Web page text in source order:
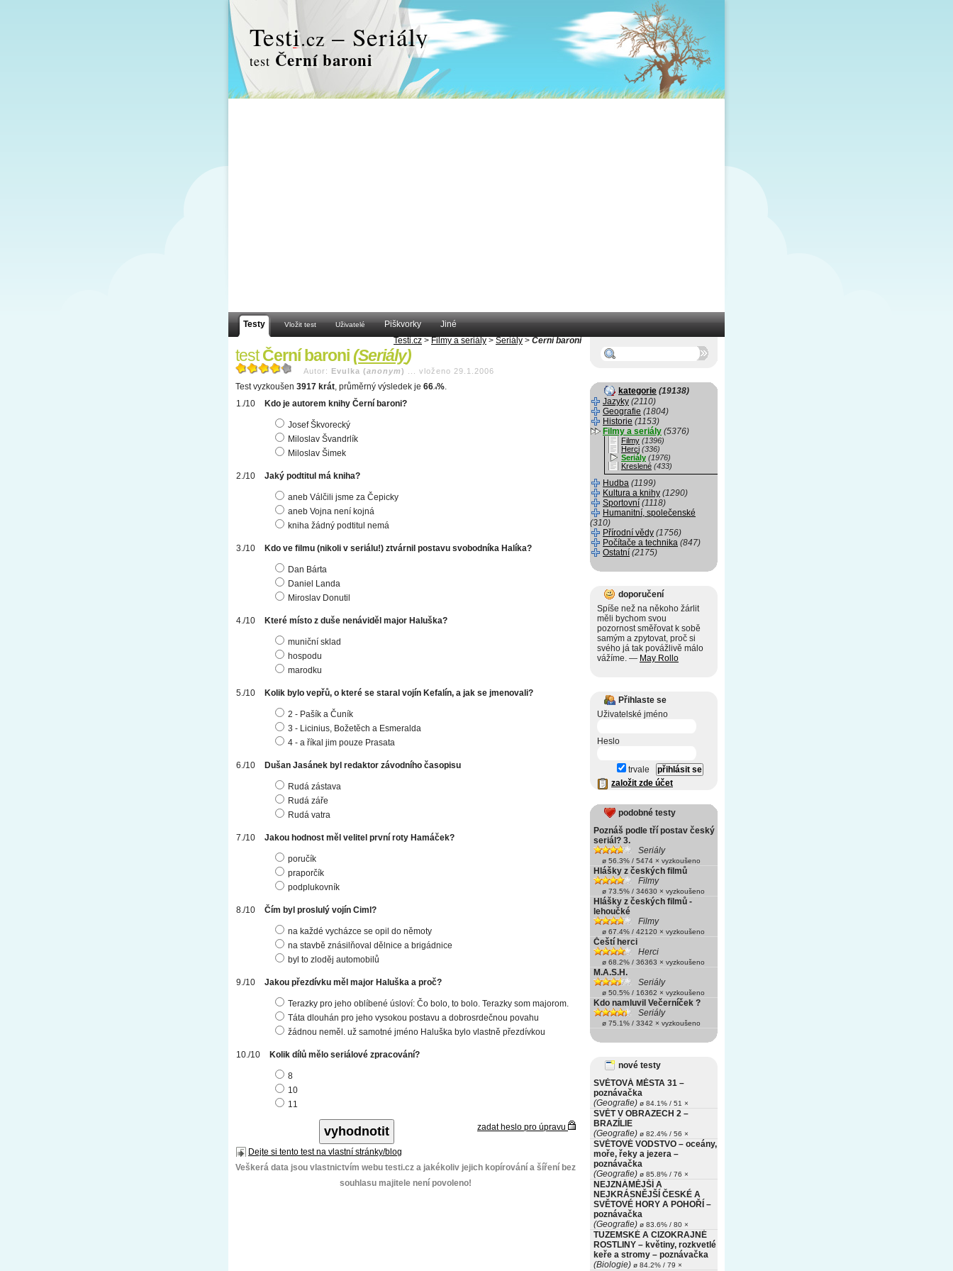
Testi.cz – Seriály
test Černí baroni
Testy Vložit test Uživatelé Piškvorky
Jiné
Testi.cz > Filmy a seriály > Seriály > Černí baroni
testČerní baroni(Seriály)
Autor: Evulka (anonym) vloženo 29.1.2006
Test vyzkoušen 3917 krát, průměrný výsledek je 66 .4%.
Kdo je autorem knihy Černí baroni?
Josef Škvorecký
Miloslav Švandrlík
Miloslav Šimek
Jaký podtitul má kniha?
aneb Válčili jsme za Čepicky
aneb Vojna není kojná
kniha žádný podtitul nemá
Kdo ve filmu (nikoli v seriálu!) ztvárnil postavu svobodníka Halíka?
Dan Bárta
Daniel Landa
Miroslav Donutil
Které místo z duše nenáviděl major Haluška?
muniční sklad
hospodu
marodku
Kolik bylo vepřů, o které se staral vojín Kefalín, a jak se jmenovali?
2 - Pašík a Čuník
3 - Licinius, Božetěch a Esmeralda
4 - a říkal jim pouze Prasata
Dušan Jasánek byl redaktor závodního časopisu
Rudá zástava
Rudá záře
Rudá vatra
Jakou hodnost měl velitel první roty Hamáček?
poručík
praporčík
podplukovník
Čím byl proslulý vojín Ciml?
na každé vycházce se opil do němoty
na stavbě znásilňoval dělnice a brigádnice
byl to zloděj automobilů
Jakou přezdívku měl major Haluška a proč?
Terazky pro jeho oblíbené úsloví: Čo bolo, to bolo. Terazky som majorom.
Táta dlouhán pro jeho vysokou postavu a dobrosrdečnou povahu
žádnou neměl. už samotné jméno Haluška bylo vlastně přezdívkou
Kolik dílů mělo seriálové zpracování?
8
10
11
zadat heslo pro úpravu
Dejte si tento test na vlastní stránky/blog
Veškerá data jsou vlastnictvím webu testi.cz a jakékoliv jejich kopírování a šíření bez
souhlasu majitele není povoleno!
kategorie (19138)
Jazyky (2110)
Geografie (1804)
Historie (1153)
Filmy a seriály (5376)
Filmy (1396)
Herci (336)
Seriály (1976)
Kreslené (433)
Hudba (1199)
Kultura a knihy (1290)
Sportovní (1118)
Humanitní, společenské
(310)
Přírodní vědy (1756)
Počítače a technika (847)
Ostatní (2175)
doporučení
Spíše než na někoho žárlit
měli bychom svou
pozornost směřovat k sobě
samým a zpytovat, proč si
svého já tak povážlivě málo
vážíme. — May Rollo
Přihlaste se
Uživatelské jméno
Heslo
trvale
založit zde účet
podobné testy
Poznáš podle tří postav český
seriál? 3.
Seriály
ø 56.3% / 5474 × vyzkoušeno
Hlášky z českých filmů
Filmy
ø 73.5% / 34630 × vyzkoušeno
Hlášky z českých filmů -
lehoučké
Filmy
ø 67.4% / 42120 × vyzkoušeno
Čeští herci
Herci
ø 68.2% / 36363 × vyzkoušeno
M.A.S.H.
Seriály
ø 50.5% / 16362 × vyzkoušeno
Kdo namluvil Večerníček ?
Seriály
ø 75.1% / 3342 × vyzkoušeno
nové testy
SVĚTOVÁ MĚSTA 31 –
poznávačka
(Geografie) ø 84.1% / 51 ×
SVĚT V OBRAZECH 2 –
BRAZÍLIE
(Geografie) ø 82.4% / 56 ×
SVĚTOVÉ VODSTVO – oceány,
moře, řeky a jezera –
poznávačka
(Geografie) ø 85.8% / 76 ×
NEJZNÁMĚJŠÍ A
NEJKRÁSNĚJŠÍ ČESKÉ A
SVĚTOVÉ HORY A POHOŘÍ –
poznávačka
(Geografie) ø 83.6% / 80 ×
TUZEMSKÉ A CIZOKRAJNÉ
ROSTLINY – květiny, rozkvetlé
keře a stromy – poznávačka
(Biologie) ø 84.2% / 79 ×